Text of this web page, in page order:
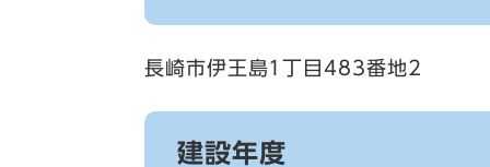
長崎市伊王島1丁目483番地2
建設年度